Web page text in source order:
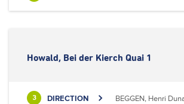
Howald, Bei der Kierch Quai 1
3 DIRECTION BEGGEN, Henri